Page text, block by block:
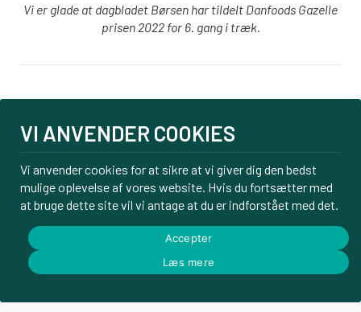
Vi er glade at dagbladet Børsen har tildelt Danfoods Gazelle
prisen 2022 for 6. gang i træk.
PBS tilmelding
Om os
Kontakt
Handelsbetingelser
Privatlivspolitik
© Danfoods ApS – CVR 32771920
VI ANVENDER COOKIES
Vi anvender cookies for at sikre at vi giver dig den bedst
mulige oplevelse af vores website. Hvis du fortsætter med
at bruge dette site vil vi antage at du er indforstået med det.
Accepter
Læs mere